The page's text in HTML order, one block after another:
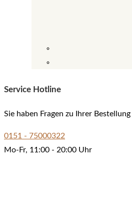
Service Hotline
Sie haben Fragen zu Ihrer
0151 - 75000322
Mo-Fr, 11:00 - 20:00 Uhr